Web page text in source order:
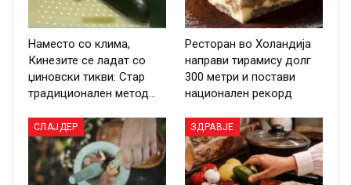
Наместо со клима,
Кинезите се ладат со
џиновски тикви: Стар
традиционален метод…
Ресторан во Холандија
направи тирамису долг
300 метри и постави
национален рекорд
СЛАЈДЕР ЗДРАВЈЕ